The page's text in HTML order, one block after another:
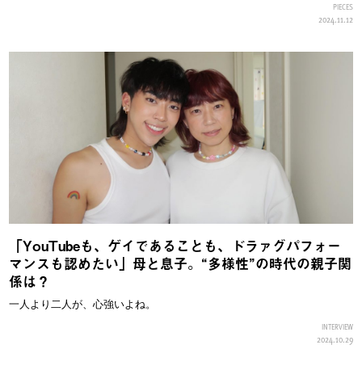
PIECES
2024.11.12
「YouTubeも、ゲイであることも、ドラァグパフォー
マンスも認めたい」母と息子。“多様性”の時代の親子関
係は？
一人より二人が、心強いよね。
INTERVIEW
2024.10.29